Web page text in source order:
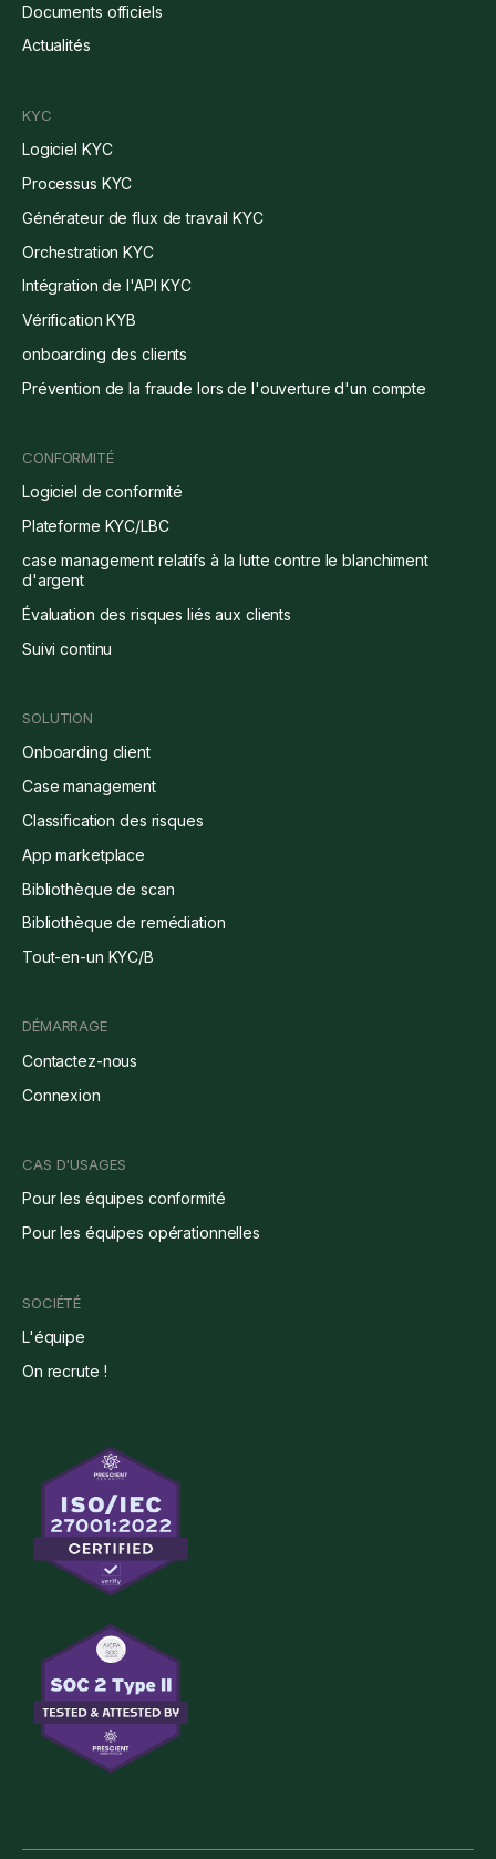
Documents officiels
Actualités
KYC
Logiciel KYC
Processus KYC
Générateur de flux de travail KYC
Orchestration KYC
Intégration de l'API KYC
Vérification KYB
onboarding des clients
Prévention de la fraude lors de l'ouverture d'un compte
CONFORMITÉ
Logiciel de conformité
Plateforme KYC/LBC
case management relatifs à la lutte contre le blanchiment
d'argent
Évaluation des risques liés aux clients
Suivi continu
SOLUTION
Onboarding client
Case management
Classification des risques
App marketplace
Bibliothèque de scan
Bibliothèque de remédiation
Tout-en-un KYC/B
DÉMARRAGE
Contactez-nous
Connexion
CAS D'USAGES
Pour les équipes conformité
Pour les équipes opérationnelles
SOCIÉTÉ
L'équipe
On recrute !